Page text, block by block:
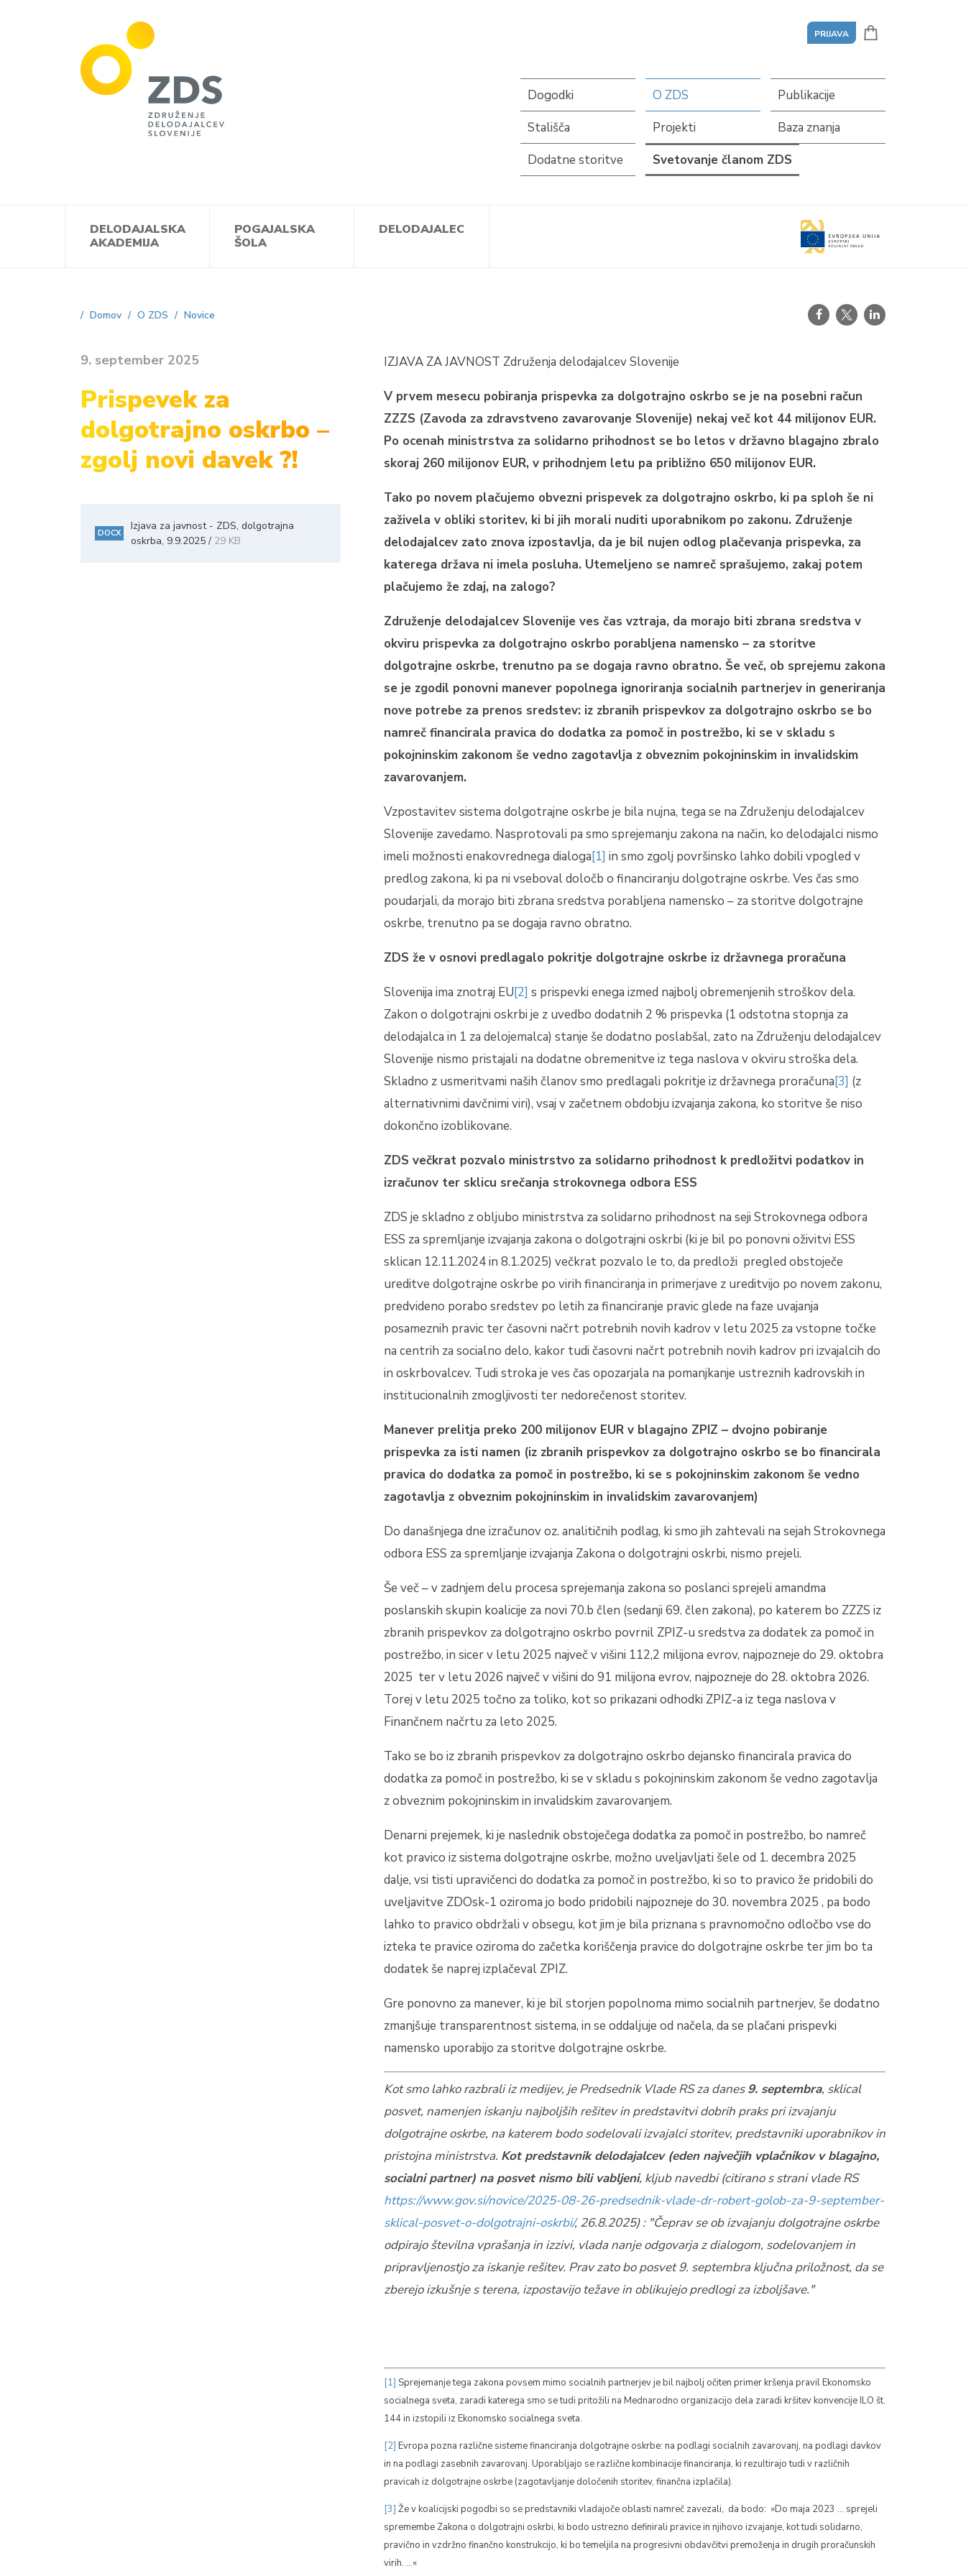
PRIJAVA
Dogodki O ZDS
Publikacije
Stališča
Projekti
Baza znanja
Dodatne storitve
Svetovanje članom ZDS
DELODAJALSKA
AKADEMIJA
POGAJALSKA
ŠOLA
DELODAJALEC
Domov O ZDS Novice
9. september 2025
Prispevek za
dolgotrajno oskrbo –
zgolj novi davek ?!
DOCX
Izjava za javnost - ZDS, dolgotrajna
oskrba, 9.9.2025 / 29 KB
IZJAVA ZA JAVNOST Združenja delodajalcev Slovenije
V prvem mesecu pobiranja prispevka za dolgotrajno oskrbo se je na posebni račun
ZZZS (Zavoda za zdravstveno zavarovanje Slovenije) nekaj več kot 44 milijonov EUR.
Po ocenah ministrstva za solidarno prihodnost se bo letos v državno blagajno zbralo
skoraj 260 milijonov EUR, v prihodnjem letu pa približno 650 milijonov EUR.
Tako po novem plačujemo obvezni prispevek za dolgotrajno oskrbo, ki pa sploh še ni
zaživela v obliki storitev, ki bi jih morali nuditi uporabnikom po zakonu. Združenje
delodajalcev zato znova izpostavlja, da je bil nujen odlog plačevanja prispevka, za
katerega država ni imela posluha. Utemeljeno se namreč sprašujemo, zakaj potem
plačujemo že zdaj, na zalogo?
Združenje delodajalcev Slovenije ves čas vztraja, da morajo biti zbrana sredstva v
okviru prispevka za dolgotrajno oskrbo porabljena namensko – za storitve
dolgotrajne oskrbe, trenutno pa se dogaja ravno obratno. Še več, ob sprejemu zakona
se je zgodil ponovni manever popolnega ignoriranja socialnih partnerjev in generiranja
nove potrebe za prenos sredstev: iz zbranih prispevkov za dolgotrajno oskrbo se bo
namreč financirala pravica do dodatka za pomoč in postrežbo, ki se v skladu s
pokojninskim zakonom še vedno zagotavlja z obveznim pokojninskim in invalidskim
zavarovanjem.
Vzpostavitev sistema dolgotrajne oskrbe je bila nujna, tega se na Združenju delodajalcev
Slovenije zavedamo. Nasprotovali pa smo sprejemanju zakona na način, ko delodajalci nismo
imeli možnosti enakovrednega dialoga[1] in smo zgolj površinsko lahko dobili vpogled v
predlog zakona, ki pa ni vseboval določb o financiranju dolgotrajne oskrbe. Ves čas smo
poudarjali, da morajo biti zbrana sredstva porabljena namensko – za storitve dolgotrajne
oskrbe, trenutno pa se dogaja ravno obratno.
ZDS že v osnovi predlagalo pokritje dolgotrajne oskrbe iz državnega proračuna
Slovenija ima znotraj EU[2] s prispevki enega izmed najbolj obremenjenih stroškov dela.
Zakon o dolgotrajni oskrbi je z uvedbo dodatnih 2 % prispevka (1 odstotna stopnja za
delodajalca in 1 za delojemalca) stanje še dodatno poslabšal, zato na Združenju delodajalcev
Slovenije nismo pristajali na dodatne obremenitve iz tega naslova v okviru stroška dela.
Skladno z usmeritvami naših članov smo predlagali pokritje iz državnega proračuna[3] (z
alternativnimi davčnimi viri), vsaj v začetnem obdobju izvajanja zakona, ko storitve še niso
dokončno izoblikovane.
ZDS večkrat pozvalo ministrstvo za solidarno prihodnost k predložitvi podatkov in
izračunov ter sklicu srečanja strokovnega odbora ESS
ZDS je skladno z obljubo ministrstva za solidarno prihodnost na seji Strokovnega odbora
ESS za spremljanje izvajanja zakona o dolgotrajni oskrbi (ki je bil po ponovni oživitvi ESS
sklican 12.11.2024 in 8.1.2025) večkrat pozvalo le to, da predloži pregled obstoječe
ureditve dolgotrajne oskrbe po virih financiranja in primerjave z ureditvijo po novem zakonu,
predvideno porabo sredstev po letih za financiranje pravic glede na faze uvajanja
posameznih pravic ter časovni načrt potrebnih novih kadrov v letu 2025 za vstopne točke
na centrih za socialno delo, kakor tudi časovni načrt potrebnih novih kadrov pri izvajalcih do
in oskrbovalcev. Tudi stroka je ves čas opozarjala na pomanjkanje ustreznih kadrovskih in
institucionalnih zmogljivosti ter nedorečenost storitev.
Manever prelitja preko 200 milijonov EUR v blagajno ZPIZ – dvojno pobiranje
prispevka za isti namen (iz zbranih prispevkov za dolgotrajno oskrbo se bo financirala
pravica do dodatka za pomoč in postrežbo, ki se s pokojninskim zakonom še vedno
zagotavlja z obveznim pokojninskim in invalidskim zavarovanjem)
Do današnjega dne izračunov oz. analitičnih podlag, ki smo jih zahtevali na sejah Strokovnega
odbora ESS za spremljanje izvajanja Zakona o dolgotrajni oskrbi, nismo prejeli.
Še več – v zadnjem delu procesa sprejemanja zakona so poslanci sprejeli amandma
poslanskih skupin koalicije za novi 70.b člen (sedanji 69. člen zakona), po katerem bo ZZZS iz
zbranih prispevkov za dolgotrajno oskrbo povrnil ZPIZ-u sredstva za dodatek za pomoč in
postrežbo, in sicer v letu 2025 največ v višini 112,2 milijona evrov, najpozneje do 29. oktobra
2025 ter v letu 2026 največ v višini do 91 milijona evrov, najpozneje do 28. oktobra 2026.
Torej v letu 2025 točno za toliko, kot so prikazani odhodki ZPIZ-a iz tega naslova v
Finančnem načrtu za leto 2025.
Tako se bo iz zbranih prispevkov za dolgotrajno oskrbo dejansko financirala pravica do
dodatka za pomoč in postrežbo, ki se v skladu s pokojninskim zakonom še vedno zagotavlja
z obveznim pokojninskim in invalidskim zavarovanjem.
Denarni prejemek, ki je naslednik obstoječega dodatka za pomoč in postrežbo, bo namreč
kot pravico iz sistema dolgotrajne oskrbe, možno uveljavljati šele od 1. decembra 2025
dalje, vsi tisti upravičenci do dodatka za pomoč in postrežbo, ki so to pravico že pridobili do
uveljavitve ZDOsk-1 oziroma jo bodo pridobili najpozneje do 30. novembra 2025 , pa bodo
lahko to pravico obdržali v obsegu, kot jim je bila priznana s pravnomočno odločbo vse do
izteka te pravice oziroma do začetka koriščenja pravice do dolgotrajne oskrbe ter jim bo ta
dodatek še naprej izplačeval ZPIZ.
Gre ponovno za manever, ki je bil storjen popolnoma mimo socialnih partnerjev, še dodatno
zmanjšuje transparentnost sistema, in se oddaljuje od načela, da se plačani prispevki
namensko uporabijo za storitve dolgotrajne oskrbe.
Kot smo lahko razbrali iz medijev, je Predsednik Vlade RS za danes9. septembra, sklical
posvet, namenjen iskanju najboljših rešitev in predstavitvi dobrih praks pri izvajanju
dolgotrajne oskrbe, na katerem bodo sodelovali izvajalci storitev, predstavniki uporabnikov in
pristojna ministrstva. Kot predstavnik delodajalcev (eden največjih vplačnikov v blagajno,
socialni partner) na posvet nismo bili vabljeni, kljub navedbi (citirano s strani vlade RS
https://www.gov.si/novice/2025-08-26-predsednik-vlade-dr-robert-golob-za-9-september-
sklical-posvet-o-dolgotrajni-oskrbi/, 26.8.2025) : "Čeprav se ob izvajanju dolgotrajne oskrbe
odpirajo številna vprašanja in izzivi, vlada nanje odgovarja z dialogom, sodelovanjem in
pripravljenostjo za iskanje rešitev. Prav zato bo posvet 9. septembra ključna priložnost, da se
zberejo izkušnje s terena, izpostavijo težave in oblikujejo predlogi za izboljšave."
[1] Sprejemanje tega zakona povsem mimo socialnih partnerjev je bil najbolj očiten primer kršenja pravil Ekonomsko
socialnega sveta, zaradi katerega smo se tudi pritožili na Mednarodno organizacijo dela zaradi kršitev konvencije ILO št.
144 in izstopili iz Ekonomsko socialnega sveta.
[2] Evropa pozna različne sisteme financiranja dolgotrajne oskrbe: na podlagi socialnih zavarovanj, na podlagi davkov
in na podlagi zasebnih zavarovanj. Uporabljajo se različne kombinacije financiranja, ki rezultirajo tudi v različnih
pravicah iz dolgotrajne oskrbe (zagotavljanje določenih storitev, finančna izplačila).
[3] Že v koalicijski pogodbi so se predstavniki vladajoče oblasti namreč zavezali, da bodo: »Do maja 2023 … sprejeli
spremembe Zakona o dolgotrajni oskrbi, ki bodo ustrezno definirali pravice in njihovo izvajanje, kot tudi solidarno,
pravično in vzdržno finančno konstrukcijo, ki bo temeljila na progresivni obdavčitvi premoženja in drugih proračunskih
virih. …«